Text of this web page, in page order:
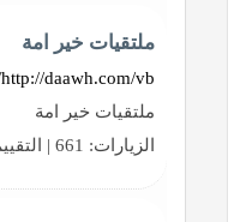
ملتقيات خير امة
http://daawh.com/vb/
ملتقيات خير امة
الزيارات: 661 | التقييم: 0 | المقيّمين: 0